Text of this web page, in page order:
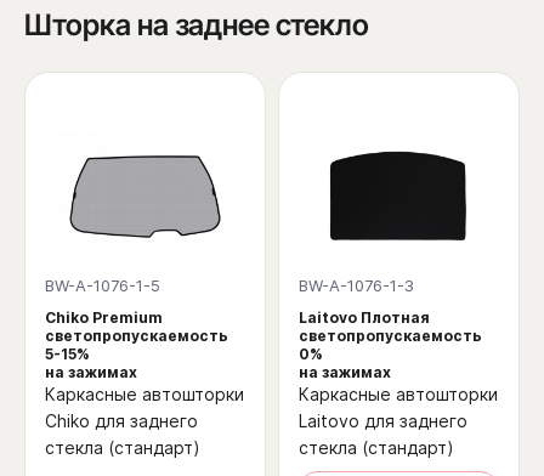
Шторка на заднее стекло
BW-A-1076-1-5
Chiko Premium
светопропускаемость
5-15%
на зажимах
Каркасные автошторки
Chiko для заднего
стекла (стандарт)
BW-A-1076-1-3
Laitovo Плотная
светопропускаемость
0%
на зажимах
Каркасные автошторки
Laitovo для заднего
стекла (стандарт)